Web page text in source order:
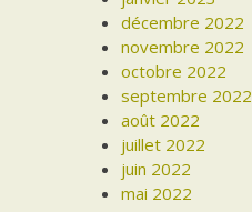
décembre 2022
novembre 2022
octobre 2022
septembre 2022
août 2022
juillet 2022
juin 2022
mai 2022